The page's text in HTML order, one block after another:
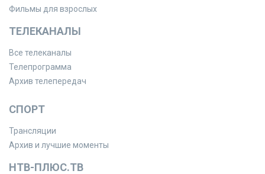
Фильмы для взрослых
ТЕЛЕКАНАЛЫ
Все телеканалы
Телепрограмма
Архив телепередач
СПОРТ
Трансляции
Архив и лучшие моменты
НТВ-ПЛЮС.ТВ